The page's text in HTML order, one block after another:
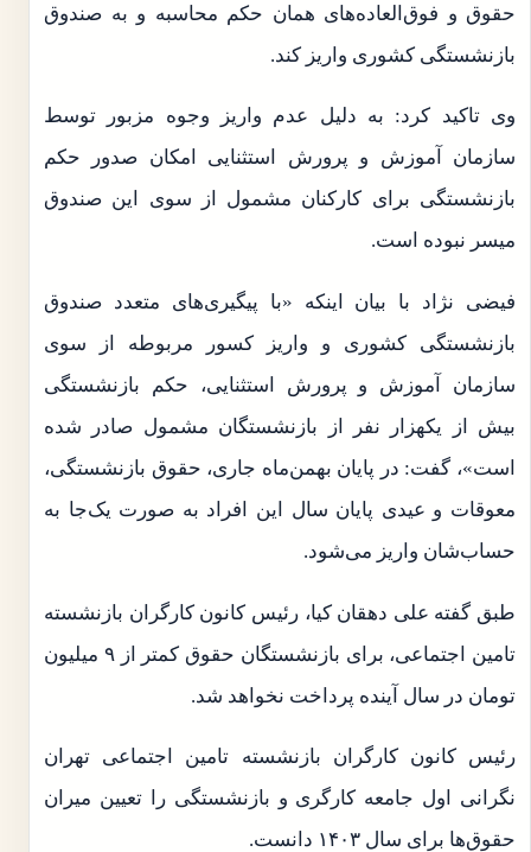
حقوق و فوق‌العاده‌های همان حکم محاسبه و به صندوق
بازنشستگی کشوری واریز کند.
وی تاکید کرد: به دلیل عدم واریز وجوه مزبور توسط
سازمان آموزش و پرورش استثنایی امکان صدور حکم
بازنشستگی برای کارکنان مشمول از سوی این صندوق
میسر نبوده است.
فیضی نژاد با بیان اینکه «با پیگیری‌های متعدد صندوق
بازنشستگی کشوری و واریز کسور مربوطه از سوی
سازمان آموزش و پرورش استثنایی، حکم بازنشستگی
بیش از یکهزار نفر از بازنشستگان مشمول صادر شده
است»، گفت: در پایان بهمن‌ماه جاری، حقوق بازنشستگی،
معوقات و عیدی پایان سال این افراد به صورت یک‌جا به
حساب‌شان واریز می‌شود.
طبق گفته علی دهقان کیا، رئیس کانون کارگران بازنشسته
تامین اجتماعی، برای بازنشستگان حقوق کمتر از ۹ میلیون
تومان در سال آینده پرداخت نخواهد شد.
رئیس کانون کارگران بازنشسته تامین اجتماعی تهران
نگرانی اول جامعه کارگری و بازنشستگی را تعیین میران
حقوق‌ها برای سال ۱۴۰۳ دانست.